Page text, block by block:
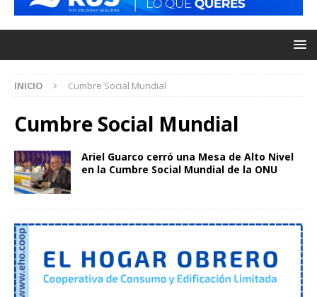
INICIO Cumbre Social Mundial
Cumbre Social Mundial
Ariel Guarco cerró una Mesa de Alto Nivel
en la Cumbre Social Mundial de la ONU